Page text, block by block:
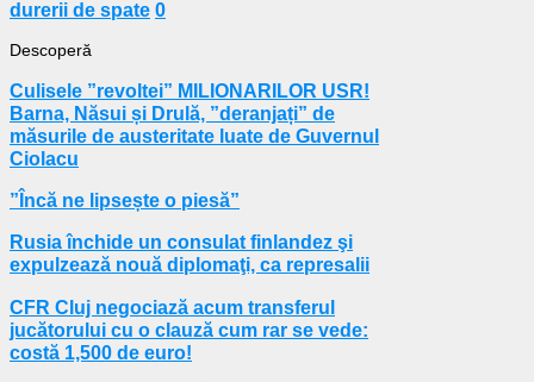
durerii de spate 0
Descoperă
Culisele ”revoltei” MILIONARILOR USR!
Barna, Năsui și Drulă, ”deranjați” de
măsurile de austeritate luate de Guvernul
Ciolacu
”Încă ne lipsește o piesă”
Rusia închide un consulat finlandez şi
expulzează nouă diplomaţi, ca represalii
CFR Cluj negociază acum transferul
jucătorului cu o clauză cum rar se vede:
costă 1,500 de euro!